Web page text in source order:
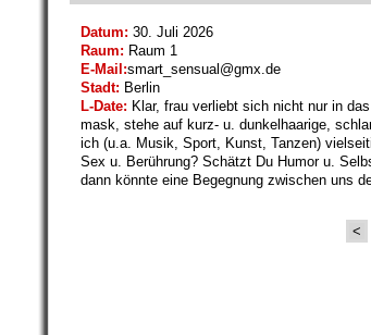
Datum: 30. Juli 2026
Raum: Raum 1
E-Mail:smart_sensual@gmx.de
Stadt: Berlin
L-Date: Klar, frau verliebt sich nicht nur in
mask, stehe auf kurz- u. dunkelhaarige,
ich (u.a. Musik, Sport, Kunst, Tanzen)
Sex u. Berührung? Schätzt Du Humor u.
dann könnte eine Begegnung zwischen uns
<